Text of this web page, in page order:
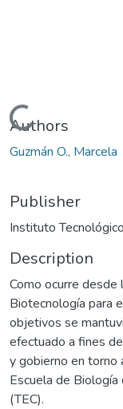
Loading...
Authors
Guzmán O., Marcela
Publisher
Instituto
Description
Como ocurre desde
Biotecnología para
objetivos se
efectuado a fines
y gobierno en torno
Escuela de
(TEC).